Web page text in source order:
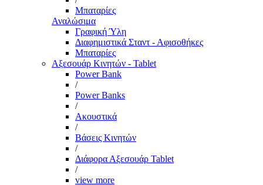
Μπαταρίες
Αναλώσιμα
Γραφική Ύλη
Διαφημιστικά Σταντ - Αφισοθήκες
Μπαταρίες
Αξεσουάρ Κινητών - Tablet
Power Bank
/
Power Banks
/
Ακουστικά
/
Βάσεις Κινητών
/
Διάφορα Αξεσουάρ Tablet
/
view more